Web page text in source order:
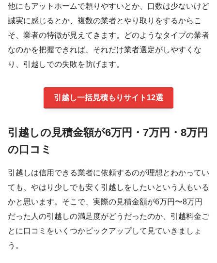
他にもアットホームで頼りやすいとか、口数は少ないけど
誠実に感じるとか、複数の業者とやり取りをするからこ
そ、業者の特徴が見えてきます。どのようなタイプの業者
なのかを把握できれば、それだけ業者選定がしやすくな
り、引越しでの失敗を防げます。
引越し一括見積もりサイト12選
引越しの見積金額が6万円・7万円・8万円
の口コミ
引越しは信用できる業者に依頼するのが理想とわかってい
ても、やはり少しでも安く引越しをしたいという人もいる
かと思います。そこで、実際の見積金額が6万円〜8万円
だった人の引越しの満足度がどうだったのか、引越料金ご
とに口コミをいくつかピックアップして見ていきましょ
う。